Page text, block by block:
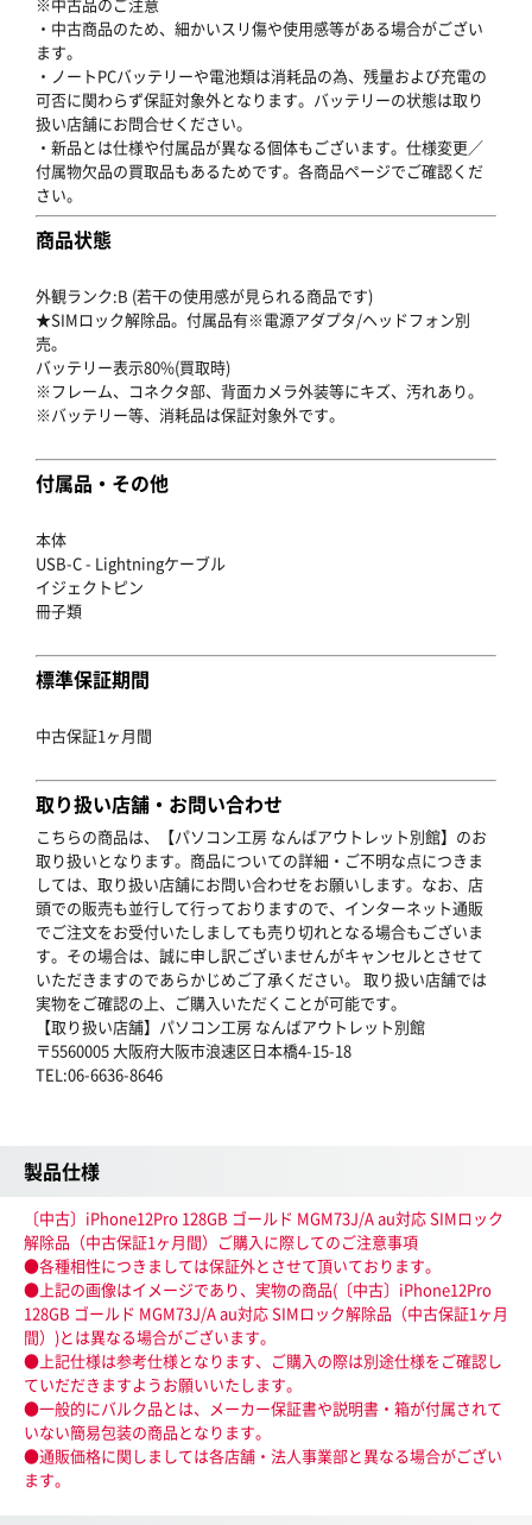
・中古商品のため、細かいスリ傷や使用感等がある場合がござい
ます。
・ノートPCバッテリーや電池類は消耗品の為、残量および充電の
可否に関わらず保証対象外となります。バッテリーの状態は取り
扱い店舗にお問合せください。
・新品とは仕様や付属品が異なる個体もございます。仕様変更／
付属物欠品の買取品もあるためです。各商品ページでご確認くだ
さい。
商品状態
外観ランク:B (若干の使用感が見られる商品です)
★SIMロック解除品。付属品有※電源アダプタ/ヘッドフォン別
売。
バッテリー表示80%(買取時)
※フレーム、コネクタ部、背面カメラ外装等にキズ、汚れあり。
※バッテリー等、消耗品は保証対象外です。
付属品・その他
本体
USB-C - Lightningケーブル
イジェクトピン
冊子類
標準保証期間
中古保証1ヶ月間
取り扱い店舗・お問い合わせ
こちらの商品は、【パソコン工房 なんばアウトレット別館】のお
取り扱いとなります。商品についての詳細・ご不明な点につきま
しては、取り扱い店舗にお問い合わせをお願いします。なお、店
頭での販売も並行して行っておりますので、インターネット通販
でご注文をお受付いたしましても売り切れとなる場合もございま
す。その場合は、誠に申し訳ございませんがキャンセルとさせて
いただきますのであらかじめご了承ください。 取り扱い店舗では
実物をご確認の上、ご購入いただくことが可能です。
【取り扱い店舗】パソコン工房 なんばアウトレット別館
〒5560005 大阪府大阪市浪速区日本橋4-15-18
TEL:06-6636-8646
製品仕様
〔中古〕iPhone12Pro 128GB ゴールド MGM73J/A au対応 SIMロック
解除品（中古保証1ヶ月間）ご購入に際してのご注意事項
●各種相性につきましては保証外とさせて頂いております。
●上記の画像はイメージであり、実物の商品(〔中古〕iPhone12Pro
128GB ゴールド MGM73J/A au対応 SIMロック解除品（中古保証1ヶ月
間）)とは異なる場合がございます。
●上記仕様は参考仕様となります、ご購入の際は別途仕様をご確認し
ていだだきますようお願いいたします。
●一般的にバルク品とは、メーカー保証書や説明書・箱が付属されて
いない簡易包装の商品となります。
●通販価格に関しましては各店舗・法人事業部と異なる場合がござい
ます。